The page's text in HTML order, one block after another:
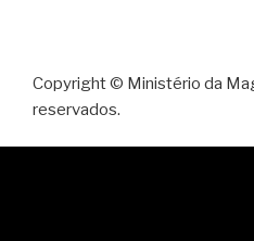
Copyright © Ministério da
reservados.